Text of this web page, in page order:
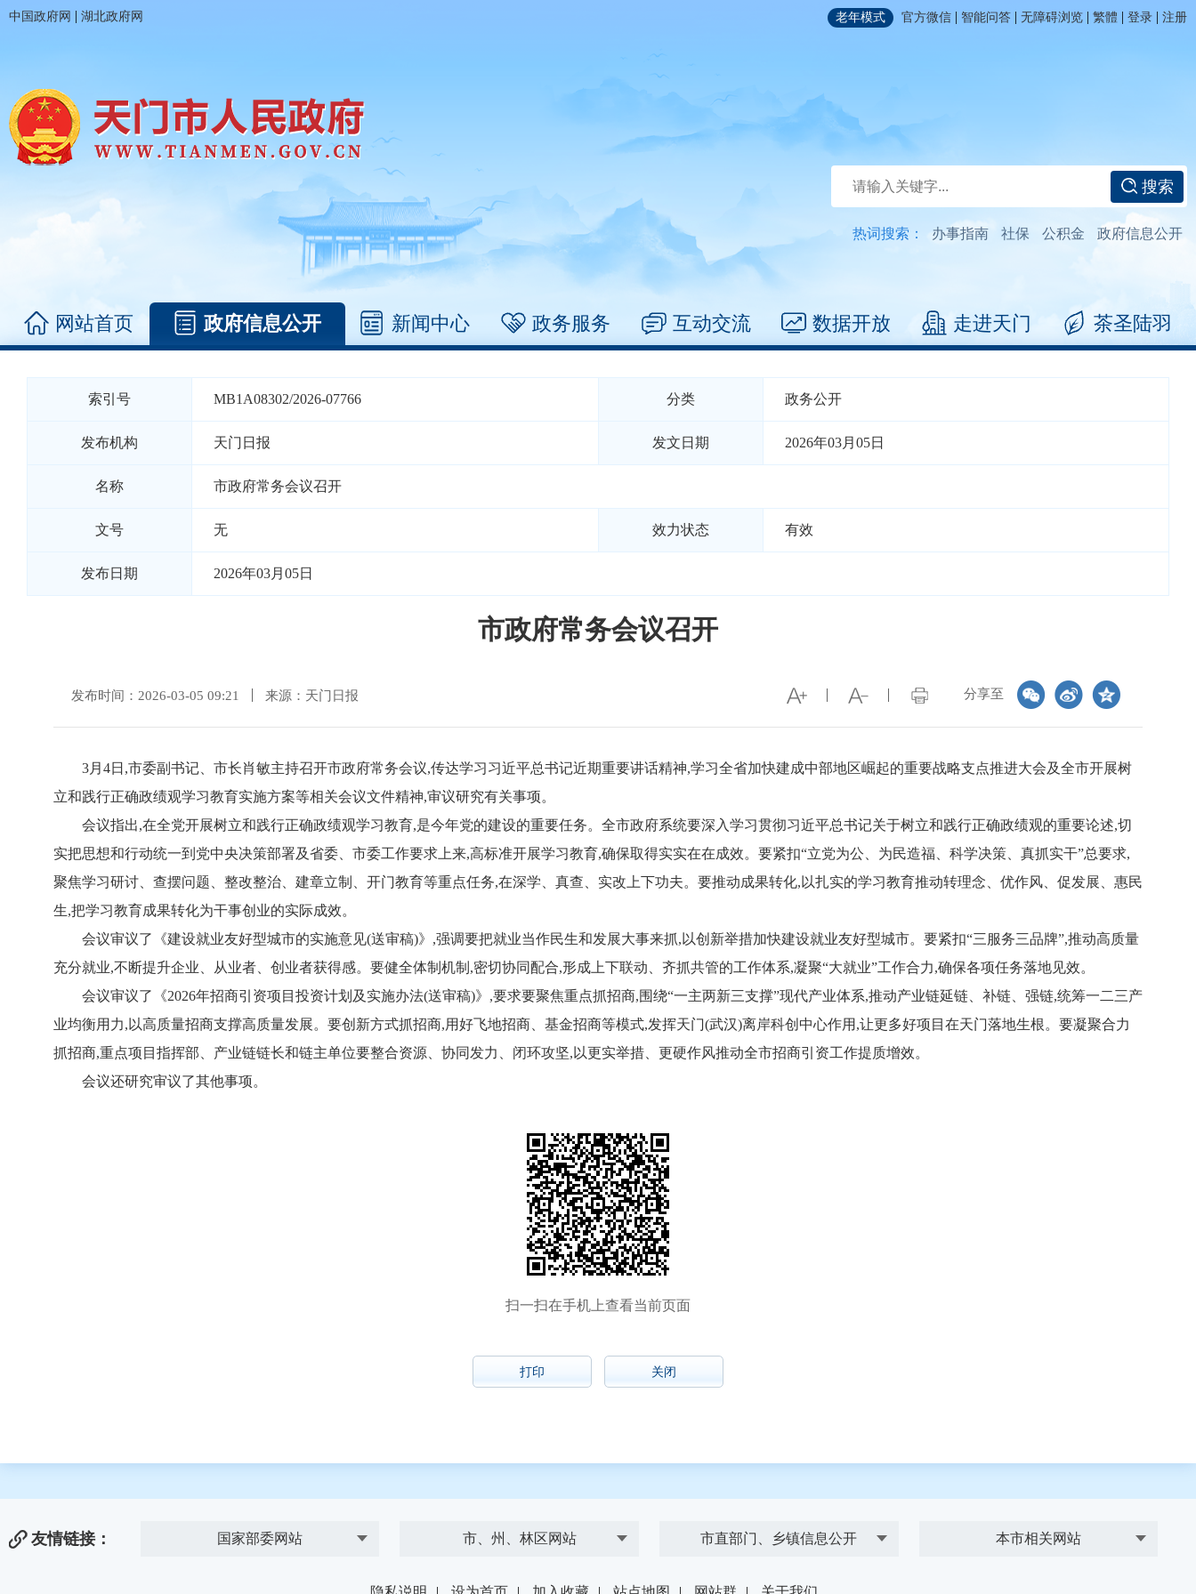
中国政府网 | 湖北政府网 老年模式 官方微信 | 智能问答 | 无障碍浏览 | 繁體 | 登录 | 注册
搜索
热词搜索： 办事指南 社保 公积金 政府信息公开
网站首页 政府信息公开 新闻中心 政务服务 互动交流 数据开放 走进天门 茶圣陆羽
索引号 MB1A08302/2026-07766 分类 政务公开
发布机构 天门日报 发文日期 2026年03月05日
名称 市政府常务会议召开
文号 无 效力状态 有效
发布日期 2026年03月05日
市政府常务会议召开
分享至
发布时间：2026-03-05 09:21 来源：天门日报
3月4日,市委副书记、市长肖敏主持召开市政府常务会议,传达学习习近平总书记近期重要讲话精神,学习全省加快建成中部地区崛起的重要战略支点推进大会及全市开展树
立和践行正确政绩观学习教育实施方案等相关会议文件精神,审议研究有关事项。
会议指出,在全党开展树立和践行正确政绩观学习教育,是今年党的建设的重要任务。全市政府系统要深入学习贯彻习近平总书记关于树立和践行正确政绩观的重要论述,切
实把思想和行动统一到党中央决策部署及省委、市委工作要求上来,高标准开展学习教育,确保取得实实在在成效。要紧扣“立党为公、为民造福、科学决策、真抓实干”总要求,
聚焦学习研讨、查摆问题、整改整治、建章立制、开门教育等重点任务,在深学、真查、实改上下功夫。要推动成果转化,以扎实的学习教育推动转理念、优作风、促发展、惠民
生,把学习教育成果转化为干事创业的实际成效。
会议审议了《建设就业友好型城市的实施意见(送审稿)》,强调要把就业当作民生和发展大事来抓,以创新举措加快建设就业友好型城市。要紧扣“三服务三品牌”,推动高质量
充分就业,不断提升企业、从业者、创业者获得感。要健全体制机制,密切协同配合,形成上下联动、齐抓共管的工作体系,凝聚“大就业”工作合力,确保各项任务落地见效。
会议审议了《2026年招商引资项目投资计划及实施办法(送审稿)》,要求要聚焦重点抓招商,围绕“一主两新三支撑”现代产业体系,推动产业链延链、补链、强链,统筹一二三产
业均衡用力,以高质量招商支撑高质量发展。要创新方式抓招商,用好飞地招商、基金招商等模式,发挥天门(武汉)离岸科创中心作用,让更多好项目在天门落地生根。要凝聚合力
抓招商,重点项目指挥部、产业链链长和链主单位要整合资源、协同发力、闭环攻坚,以更实举措、更硬作风推动全市招商引资工作提质增效。
会议还研究审议了其他事项。
扫一扫在手机上查看当前页面
打印 关闭
友情链接： 国家部委网站 市、州、林区网站 市直部门、乡镇信息公开 本市相关网站